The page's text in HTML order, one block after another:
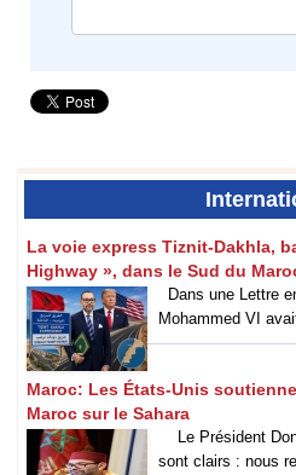
La voie express Tiznit-Dakhla,
Highway », dans le Sud du
Dans une Lettre
Mohammed VI
Maroc: Les États-Unis
Maroc sur le Sahara
Le Président
sont clairs : nous